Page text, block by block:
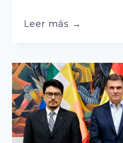
Leer más →
Primera
realidad
del
50/50:
reunión
de
gobernadores